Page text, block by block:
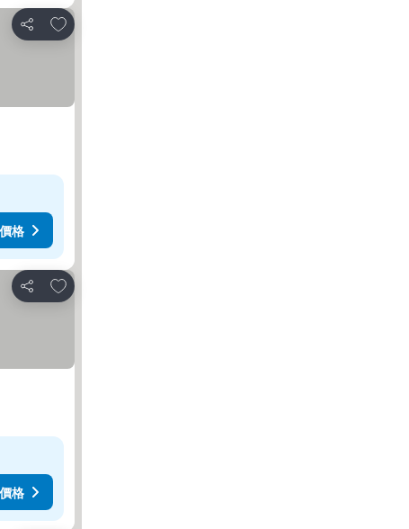
分享
加入我的最愛
格
分享
加入我的最愛
格